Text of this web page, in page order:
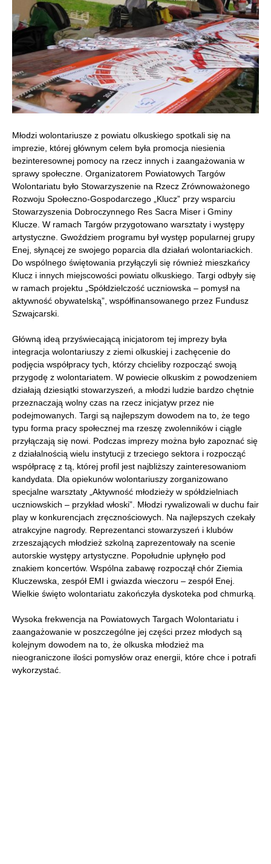
Młodzi wolontariusze z powiatu olkuskiego spotkali się na
imprezie, której głównym celem była promocja niesienia
bezinteresownej pomocy na rzecz innych i zaangażowania w
sprawy społeczne. Organizatorem Powiatowych Targów
Wolontariatu było Stowarzyszenie na Rzecz Zrównoważonego
Rozwoju Społeczno-Gospodarczego „Klucz” przy wsparciu
Stowarzyszenia Dobroczynnego Res Sacra Miser i Gminy
Klucze. W ramach Targów przygotowano warsztaty i występy
artystyczne. Gwoździem programu był występ popularnej grupy
Enej, słynącej ze swojego poparcia dla działań wolontariackich.
Do wspólnego świętowania przyłączyli się również mieszkańcy
Klucz i innych miejscowości powiatu olkuskiego. Targi odbyły się
w ramach projektu „Spółdzielczość uczniowska – pomysł na
aktywność obywatelską”, współfinansowanego przez Fundusz
Szwajcarski.
Główną ideą przyświecającą inicjatorom tej imprezy była
integracja wolontariuszy z ziemi olkuskiej i zachęcenie do
podjęcia współpracy tych, którzy chcieliby rozpocząć swoją
przygodę z wolontariatem. W powiecie olkuskim z powodzeniem
działają dziesiątki stowarzyszeń, a młodzi ludzie bardzo chętnie
przeznaczają wolny czas na rzecz inicjatyw przez nie
podejmowanych. Targi są najlepszym dowodem na to, że tego
typu forma pracy społecznej ma rzeszę zwolenników i ciągle
przyłączają się nowi. Podczas imprezy można było zapoznać się
z działalnością wielu instytucji z trzeciego sektora i rozpocząć
współpracę z tą, której profil jest najbliższy zainteresowaniom
kandydata. Dla opiekunów wolontariuszy zorganizowano
specjalne warsztaty „Aktywność młodzieży w spółdzielniach
uczniowskich – przykład włoski”. Młodzi rywalizowali w duchu fair
play w konkurencjach zręcznościowych. Na najlepszych czekały
atrakcyjne nagrody. Reprezentanci stowarzyszeń i klubów
zrzeszających młodzież szkolną zaprezentowały na scenie
autorskie występy artystyczne. Popołudnie upłynęło pod
znakiem koncertów. Wspólna zabawę rozpoczął chór Ziemia
Kluczewska, zespół EMI i gwiazda wieczoru – zespół Enej.
Wielkie święto wolontariatu zakończyła dyskoteka pod chmurką.
Wysoka frekwencja na Powiatowych Targach Wolontariatu i
zaangażowanie w poszczególne jej części przez młodych są
kolejnym dowodem na to, że olkuska młodzież ma
nieograniczone ilości pomysłów oraz energii, które chce i potrafi
wykorzystać.